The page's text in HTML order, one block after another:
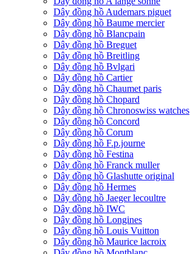
Dây đồng hồ Audemars piguet
Dây đồng hồ Baume mercier
Dây đồng hồ Blancpain
Dây đồng hồ Breguet
Dây đồng hồ Breitling
Dây đồng hồ Bvlgari
Dây đồng hồ Cartier
Dây đồng hồ Chaumet paris
Dây đồng hồ Chopard
Dây đồng hồ Chronoswiss watches
Dây đồng hồ Concord
Dây đồng hồ Corum
Dây đồng hồ F.p.journe
Dây đồng hồ Festina
Dây đồng hồ Franck muller
Dây đồng hồ Glashutte original
Dây đồng hồ Hermes
Dây đồng hồ Jaeger lecoultre
Dây đồng hồ IWC
Dây đồng hồ Longines
Dây đồng hồ Louis Vuitton
Dây đồng hồ Maurice lacroix